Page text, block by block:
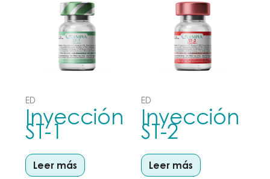
ED
Inyección
ST-1
Leer más
ED
Inyección
ST-2
Leer más